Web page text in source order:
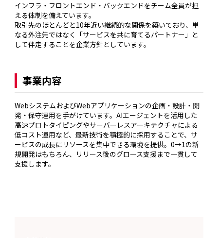
インフラ・フロントエンド・バックエンドをチーム全員が担
える体制を備えています。
取引先のほとんどと10年近い継続的な関係を築いており、単
なる外注先ではなく「サービスを共に育てるパートナー」と
して伴走することを企業方針としています。
事業内容
WebシステムおよびWebアプリケーションの企画・設計・開
発・保守運用を手がけています。AIエージェントを活用した
高速プロトタイピングやサーバーレスアーキテクチャによる
低コスト運用など、最新技術を積極的に採用することで、サ
ービスの成長にリソースを集中できる環境を提供。0→1の新
規開発はもちろん、リリース後のグロース支援まで一貫して
支援します。